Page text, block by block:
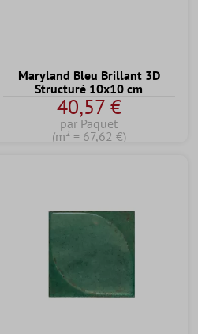
Maryland Bleu Brillant 3D
Structuré 10x10 cm
40,57 €
par Paquet
(m² = 67,62 €)